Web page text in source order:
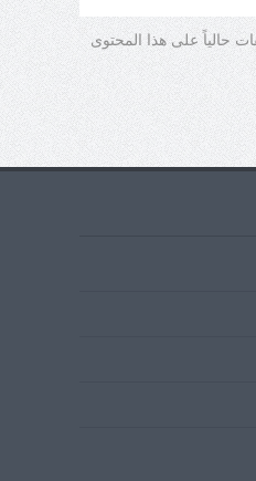
حالياً على هذا المحتوى